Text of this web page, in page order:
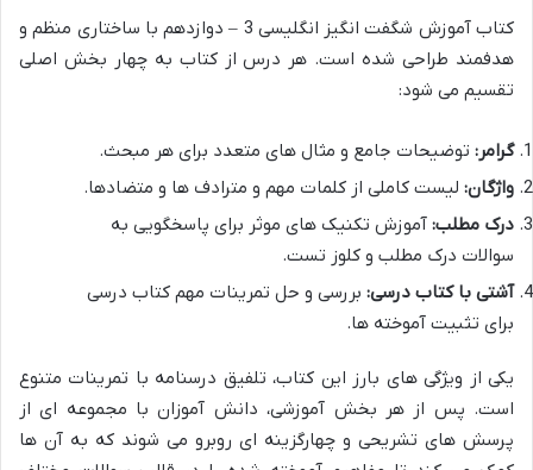
کتاب آموزش شگفت انگیز انگلیسی 3 – دوازدهم با ساختاری منظم و
هدفمند طراحی شده است. هر درس از کتاب به چهار بخش اصلی
تقسیم می شود:
گرامر: توضیحات جامع و مثال های متعدد برای هر مبحث.
واژگان: لیست کاملی از کلمات مهم و مترادف ها و متضادها.
درک مطلب: آموزش تکنیک های موثر برای پاسخگویی به
سوالات درک مطلب و کلوز تست.
آشتی با کتاب درسی: بررسی و حل تمرینات مهم کتاب درسی
برای تثبیت آموخته ها.
یکی از ویژگی های بارز این کتاب، تلفیق درسنامه با تمرینات متنوع
است. پس از هر بخش آموزشی، دانش آموزان با مجموعه ای از
پرسش های تشریحی و چهارگزینه ای روبرو می شوند که به آن ها